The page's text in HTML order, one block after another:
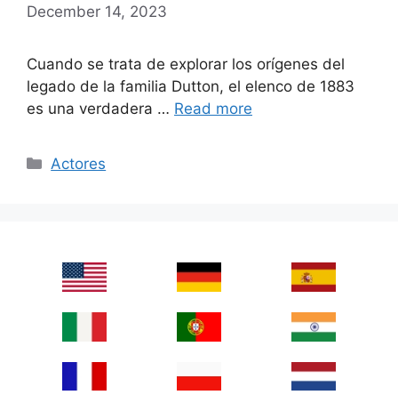
December 14, 2023
Cuando se trata de explorar los orígenes del
legado de la familia Dutton, el elenco de 1883
es una verdadera … Read more
Categories
Actores